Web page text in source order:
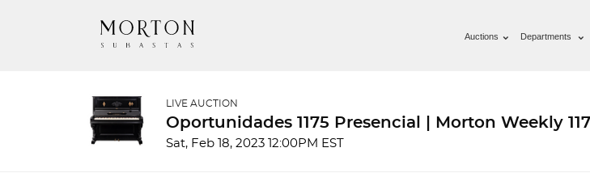
Auctions Departments
LIVE AUCTION
Oportunidades 1175 Presencial | Morton Weekly
Sat, Feb 18, 2023 12:00PM EST